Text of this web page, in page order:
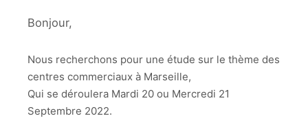
Bonjour,
Nous recherchons pour une étude sur le thème des
centres commerciaux à Marseille,
Qui se déroulera Mardi 20 ou Mercredi 21
Septembre 2022.